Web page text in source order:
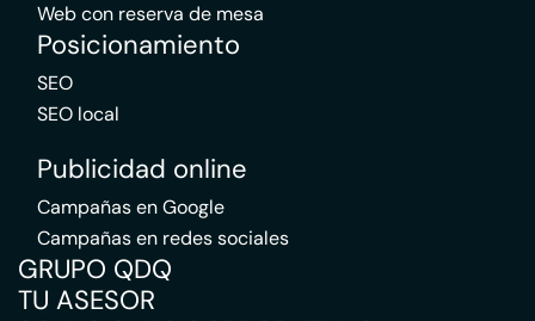
Web con reserva de mesa
Posicionamiento
SEO
SEO local
Publicidad online
Campañas en Google
Campañas en redes sociales
GRUPO QDQ
TU ASESOR